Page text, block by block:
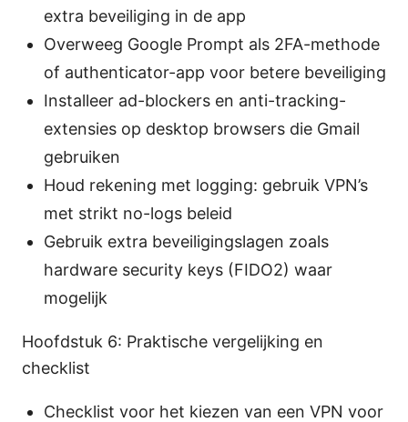
extra beveiliging in de app
Overweeg Google Prompt als 2FA-methode
of authenticator-app voor betere beveiliging
Installeer ad-blockers en anti-tracking-
extensies op desktop browsers die Gmail
gebruiken
Houd rekening met logging: gebruik VPN’s
met strikt no-logs beleid
Gebruik extra beveiligingslagen zoals
hardware security keys (FIDO2) waar
mogelijk
Hoofdstuk 6: Praktische vergelijking en
checklist
Checklist voor het kiezen van een VPN voor